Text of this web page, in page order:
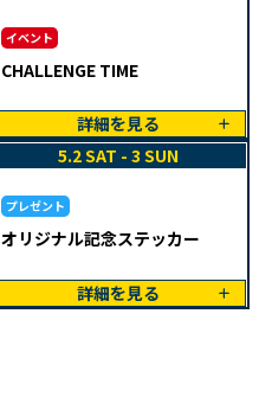
イベント
CHALLENGE TIME
詳細を見る
5.2 SAT - 3 SUN
プレゼント
オリジナル記念ステッカー
詳細を見る